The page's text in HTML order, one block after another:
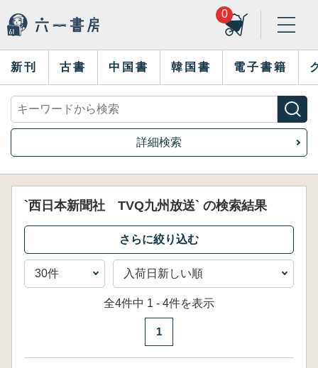
0
新刊 古書 中国書 韓国書 電子書籍
詳細検索
`西日本新聞社 TVQ九州放送` の検索結果
全4件中 1 - 4件を表示
1